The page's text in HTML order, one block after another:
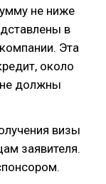
не ниже
в
Эта
около
должны
визы
заявителя.